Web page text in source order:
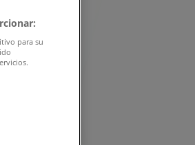
para su